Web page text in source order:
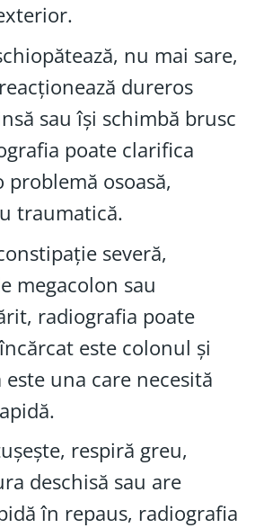
nu mai sare,
dureros
sau își schimbă brusc
poate clarifica
problemă osoasă,
traumatică.
severă,
megacolon sau
radiografia poate
este colonul și
una care necesită
respiră greu,
deschisă sau are
în repaus, radiografia